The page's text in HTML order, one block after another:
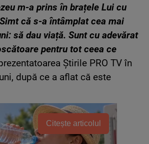
m-a prins în brațele Lui cu
că s-a întâmplat cea mai
să dau viață. Sunt cu adevărat
pentru tot ceea ce
Știrile PRO TV în
după ce a aflat că este
Citește articolul